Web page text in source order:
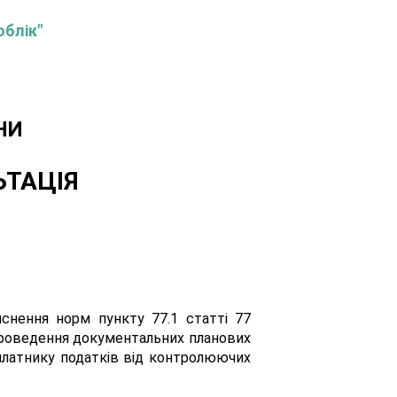
норм пункту 77.1 статті 77
документальних планових
податків від контролюючих